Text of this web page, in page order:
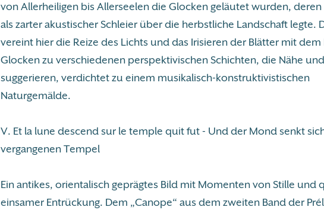
von Allerheiligen bis Allerseelen die Glocken geläutet wurden, deren
als zarter akustischer Schleier über die herbstliche Landschaft legte.
vereint hier die Reize des Lichts und das Irisieren der Blätter mit dem
Glocken zu verschiedenen perspektivischen Schichten, die Nähe
suggerieren, verdichtet zu einem musikalisch-konstruktivistischen
Naturgemälde.
V. Et la lune descend sur le temple quit fut - Und der Mond senkt
vergangenen Tempel
Ein antikes, orientalisch geprägtes Bild mit Momenten von Stille und
einsamer Entrückung. Dem „Canope“ aus dem zweiten Band der